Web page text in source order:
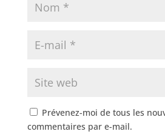
Prévenez-moi de tous les
commentaires par e-mail.